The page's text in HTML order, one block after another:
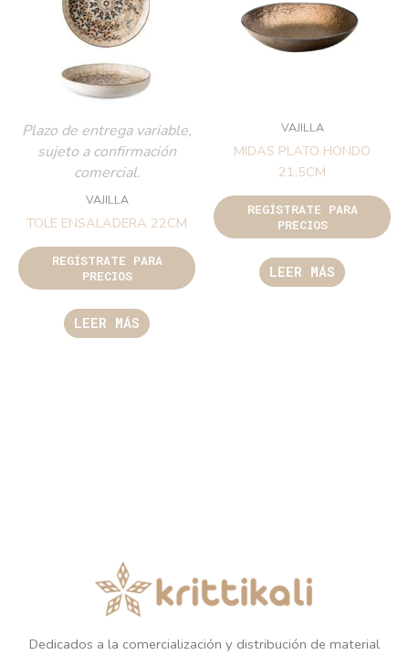
Plazo de entrega variable,
sujeto a confirmación
comercial.
VAJILLA
TOLE ENSALADERA 22CM
REGÍSTRATE PARA
PRECIOS
LEER MÁS
VAJILLA
MIDAS PLATO HONDO
21,5CM
REGÍSTRATE PARA
PRECIOS
LEER MÁS
Dedicados a la comercialización y distribución de material